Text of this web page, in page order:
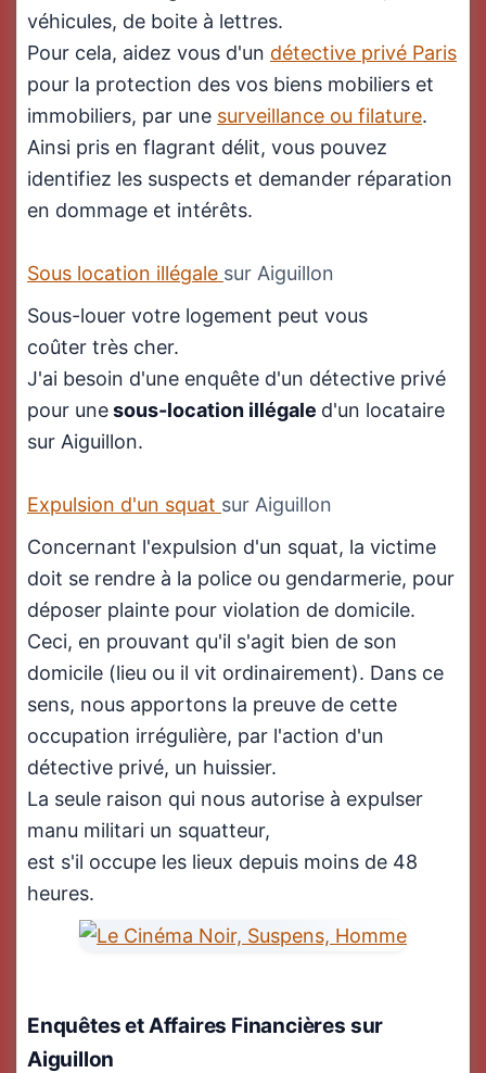
véhicules, de boite à lettres.
Pour cela, aidez vous d'un détective privé Paris
pour la protection des vos biens mobiliers et
immobiliers, par une surveillance ou filature.
Ainsi pris en flagrant délit, vous pouvez
identifiez les suspects et demander réparation
en dommage et intérêts.
Sous location illégale sur Aiguillon
Sous-louer votre logement peut vous
coûter très cher.
J'ai besoin d'une enquête d'un détective privé
pour unesous-location illégale d'un locataire
sur Aiguillon.
Expulsion d'un squat sur Aiguillon
Concernant l'expulsion d'un squat, la victime
doit se rendre à la police ou gendarmerie, pour
déposer plainte pour violation de domicile.
Ceci, en prouvant qu'il s'agit bien de son
domicile (lieu ou il vit ordinairement). Dans ce
sens, nous apportons la preuve de cette
occupation irrégulière, par l'action d'un
détective privé, un huissier.
La seule raison qui nous autorise à expulser
manu militari un squatteur,
est s'il occupe les lieux depuis moins de 48
heures.
Enquêtes et Affaires Financières sur
Aiguillon